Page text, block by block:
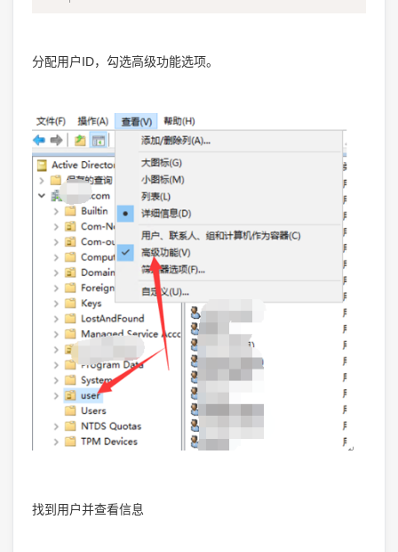
分配用户ID，勾选高级功能选项。
找到用户并查看信息